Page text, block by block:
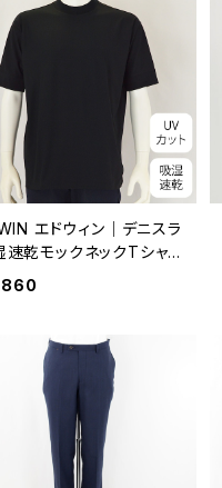
エドウィン｜デニスラ
速乾モックネックTシャ
カット ストレッチ メン
ブラック